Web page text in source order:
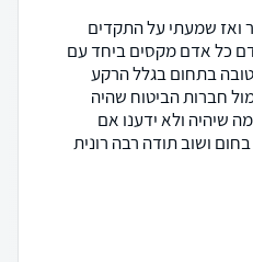
ואז שמעתי על התקדים
כל אדם מקסים ביחד עם
בתחום בגלל הרקע
חברות הביטוח שהיה
שיהיה ולא ידענו אם
ושוב תודה רבה רונית